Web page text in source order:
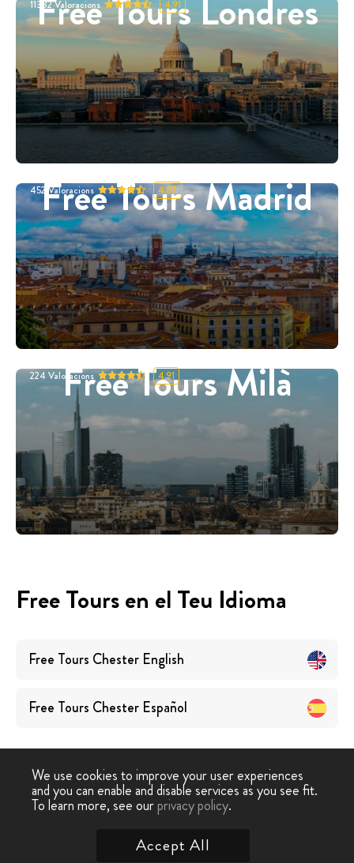
Free Tours Londres
11332Valoracions 4.91
Free Tours Madrid
452 Valoracions 4.87
Free Tours Milà
224 Valoracions 4.91
Free Tours en el Teu Idioma
Free Tours Chester English
Free Tours Chester Español
Free Tour › Chester
We use cookies to improve your user experiences
and you can enable and disable services as you see fit.
To learn more, see ourprivacy policy.
Accept All